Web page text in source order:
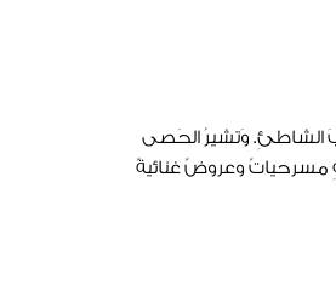
الحاليِ قربَ الشاطئِ. وَتشيرُ الحَصى
مسرحياتٌ وعروضٌ غنائيةٌ